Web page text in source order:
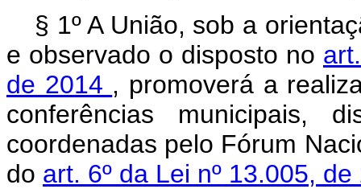
§ 1º A União, sob a
e observado o disposto no
de 2014 , promoverá a
conferências municipais,
coordenadas pelo Fórum
do art. 6º da Lei nº 13.005,